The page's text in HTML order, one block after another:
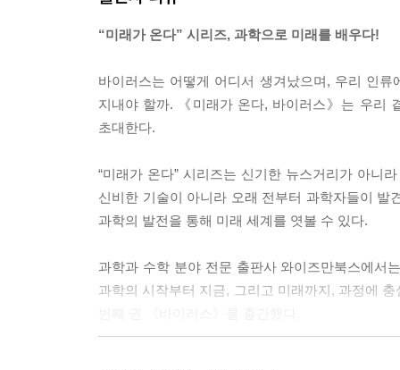
“미래가 온다” 시리즈, 과학으로 미래를 배우다!
바이러스는 어떻게 어디서 생겨났으며, 우리 인
지내야 할까. 《미래가 온다, 바이러스》는 우리
초대한다.
“미래가 온다” 시리즈는 신기한 뉴스거리가 아니
신비한 기술이 아니라 오래 전부터 과학자들이
과학의 발전을 통해 미래 세계를 엿볼 수 있다.
과학과 수학 분야 전문 출판사 와이즈만북스에서
과학의 시작부터 지금, 그리고 미래까지, 과정에